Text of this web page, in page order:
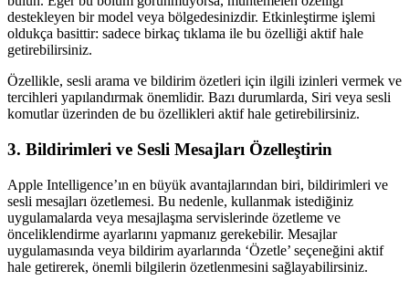
destekleyen bir model veya bölgedesinizdir. Etkinleştirme işlemi
oldukça basittir: sadece birkaç tıklama ile bu özelliği aktif hale
getirebilirsiniz.
Özellikle, sesli arama ve bildirim özetleri için ilgili izinleri vermek ve
tercihleri yapılandırmak önemlidir. Bazı durumlarda, Siri veya sesli
komutlar üzerinden de bu özellikleri aktif hale getirebilirsiniz.
3. Bildirimleri ve Sesli Mesajları Özelleştirin
Apple Intelligence’ın en büyük avantajlarından biri, bildirimleri ve
sesli mesajları özetlemesi. Bu nedenle, kullanmak istediğiniz
uygulamalarda veya mesajlaşma servislerinde özetleme ve
önceliklendirme ayarlarını yapmanız gerekebilir. Mesajlar
uygulamasında veya bildirim ayarlarında ‘Özetle’ seçeneğini aktif
hale getirerek, önemli bilgilerin özetlenmesini sağlayabilirsiniz.